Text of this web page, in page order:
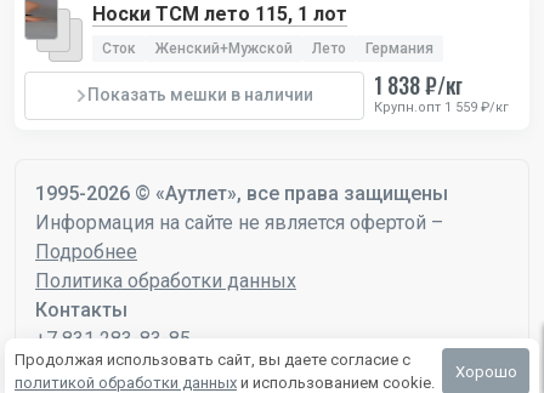
Носки TCM лето 115, 1 лот
Сток Женский+Мужской Лето Германия
Показать мешки в наличии 1 838 ₽/кг
Крупн.опт 1 559 ₽/кг
1995-2026 © «Аутлет», все права защищены
Информация на сайте не является офертой –
Подробнее
Политика обработки данных
Контакты
+7 831 283-83-85
mail@autlet.ru
Продолжая использовать сайт, вы даете согласие с
политикой обработки данных и использованием cookie.
Хорошо